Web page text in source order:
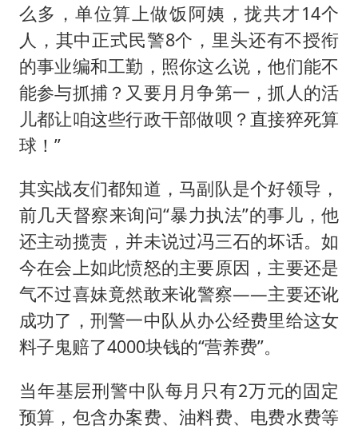
么多，单位算上做饭阿姨，拢共才14个
人，其中正式民警8个，里头还有不授衔
的事业编和工勤，照你这么说，他们能不
能参与抓捕？又要月月争第一，抓人的活
儿都让咱这些行政干部做呗？直接猝死算
球！”
其实战友们都知道，马副队是个好领导，
前几天督察来询问“暴力执法”的事儿，他
还主动揽责，并未说过冯三石的坏话。如
今在会上如此愤怒的主要原因，主要还是
气不过喜妹竟然敢来讹警察——主要还讹
成功了，刑警一中队从办公经费里给这女
料子鬼赔了4000块钱的“营养费”。
当年基层刑警中队每月只有2万元的固定
预算，包含办案费、油料费、电费水费等